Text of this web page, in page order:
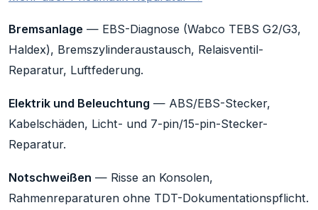
Bremsanlage — EBS-Diagnose (Wabco TEBS G2/G3,
Haldex), Bremszylinderaustausch, Relaisventil-
Reparatur, Luftfederung.
Elektrik und Beleuchtung — ABS/EBS-Stecker,
Kabelschäden, Licht- und 7-pin/15-pin-Stecker-
Reparatur.
Notschweißen — Risse an Konsolen,
Rahmenreparaturen ohne TDT-Dokumentationspflicht.